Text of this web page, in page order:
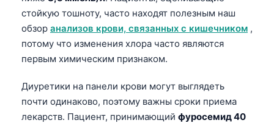
стойкую тошноту, часто находят полезным наш
обзор анализов крови, связанных с кишечником ,
потому что изменения хлора часто являются
первым химическим признаком.
Диуретики на панели крови могут выглядеть
почти одинаково, поэтому важны сроки приема
лекарств. Пациент, принимающий фуросемид 40